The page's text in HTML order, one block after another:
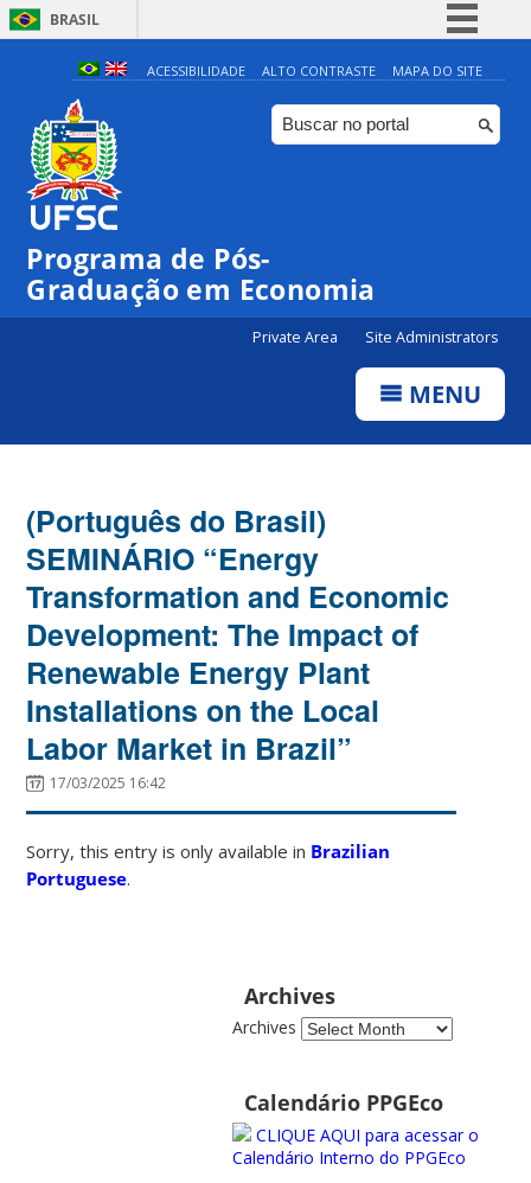
BRASIL
Simplifique!
Comunica BR
Participe
ACESSIBILIDADE ALTO CONTRASTE MAPA DO SITE
Programa de Pós-
Graduação em Economia
Private Area Site Administrators
MENU
(Português do Brasil)
SEMINÁRIO “Energy
Transformation and Economic
Development: The Impact of
Renewable Energy Plant
Installations on the Local
Labor Market in Brazil”
17/03/2025 16:42
Sorry, this entry is only available in Brazilian
Portuguese.
Archives
Archives
Calendário PPGEco
CLIQUE AQUI para acessar o
Calendário Interno do PPGEco